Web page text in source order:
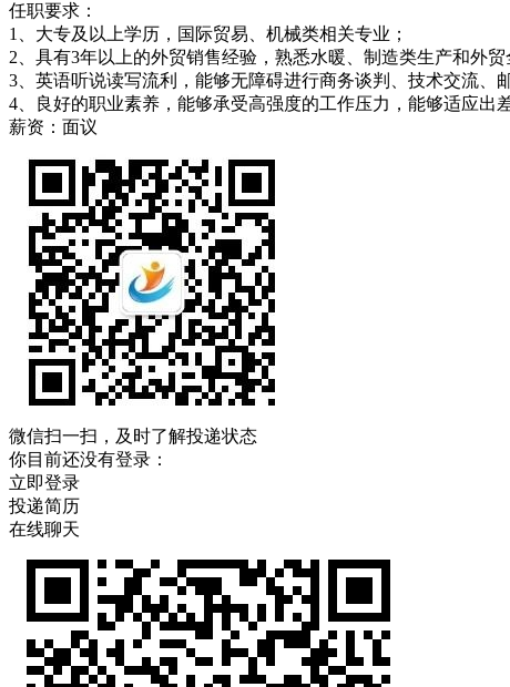
任职要求：
1、大专及以上学历，国际贸易、机械类相关专业；
2、具有3年以上的外贸销售经验，熟悉水暖、制造类生产和外贸
3、英语听说读写流利，能够无障碍进行商务谈判、技术交流、
4、良好的职业素养，能够承受高强度的工作压力，能够适应出差
薪资：面议
微信扫一扫，及时了解投递状态
你目前还没有登录：
立即登录
投递简历
在线聊天